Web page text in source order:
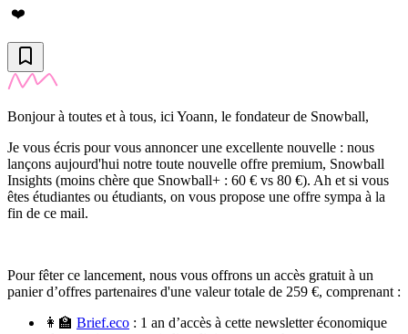
❤️
Bonjour à toutes et à tous, ici Yoann, le fondateur de Snowball,
Je vous écris pour vous annoncer une excellente nouvelle : nous
lançons aujourd'hui notre toute nouvelle offre premium, Snowball
Insights (moins chère que Snowball+ : 60 € vs 80 €). Ah et si vous
êtes étudiantes ou étudiants, on vous propose une offre sympa à la
fin de ce mail.
Pour fêter ce lancement, nous vous offrons un accès gratuit à un
panier d’offres partenaires d'une valeur totale de 259 €, comprenant :
👩‍🏫 Brief.eco : 1 an d’accès à cette newsletter économique